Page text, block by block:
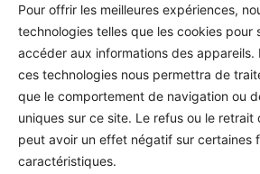
Pour offrir les meilleures expériences,
technologies telles que les cookies pour
accéder aux informations des appareils.
ces technologies nous permettra de
que le comportement de navigation ou
uniques sur ce site. Le refus ou le retrait
peut avoir un effet négatif sur certaines
caractéristiques.
S'abonner
À propos
Contact / Support
Mes publications
INFORMATIONS LÉGALES